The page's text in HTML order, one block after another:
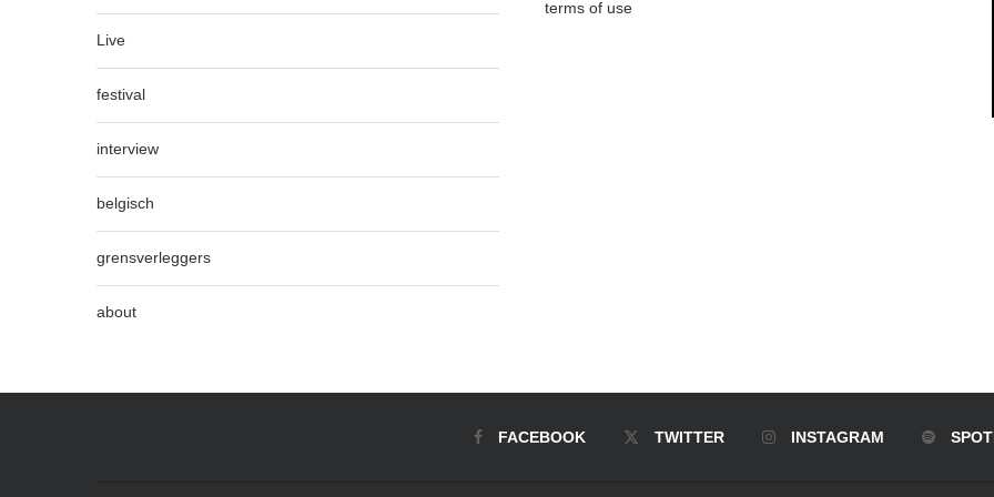
Live
festival
interview
belgisch
grensverleggers
about
terms of use
FACEBOOK TWITTER INSTAGRAM